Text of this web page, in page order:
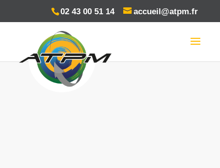
02 43 00 51 14 accueil@atpm.fr
Panneau de gestion des cookies